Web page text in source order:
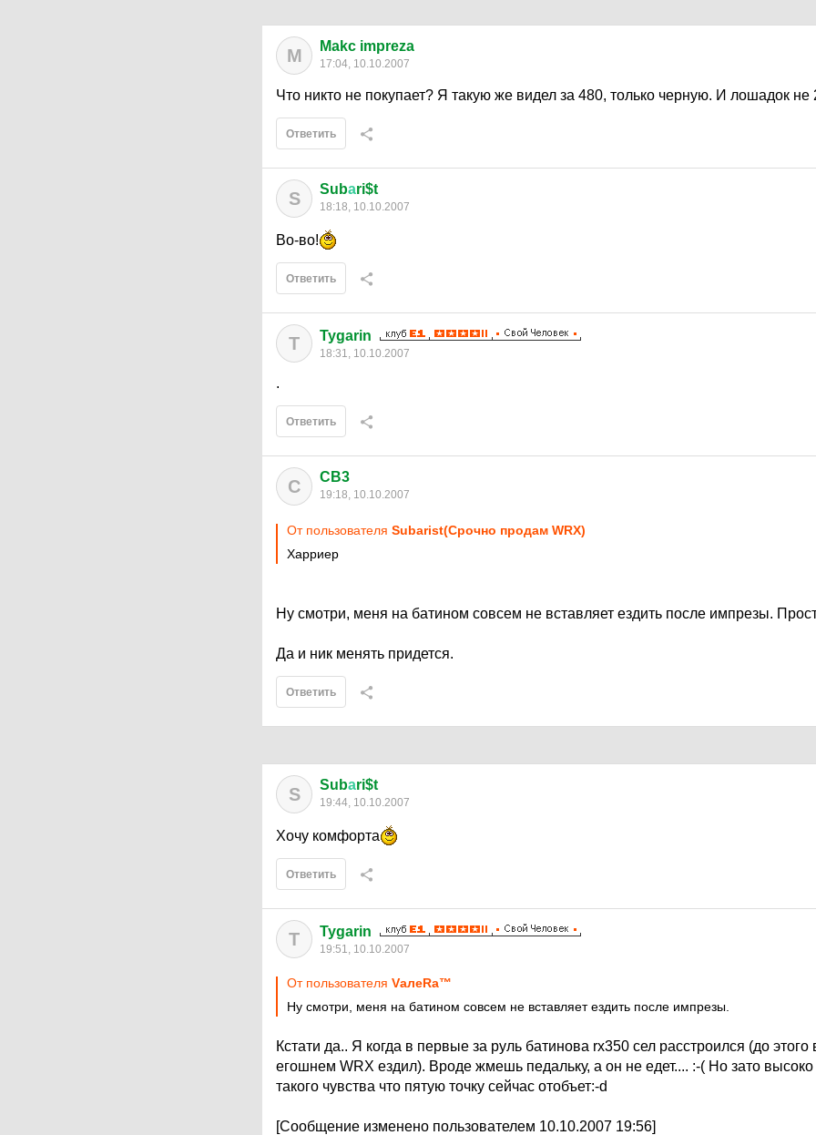
M Makc impreza
17:04, 10.10.2007
Что никто не покупает? Я такую же видел за 480, только черную. И лошадок не
Ответить
S Subаri$t
18:18, 10.10.2007
Во-во!
Ответить
T Tygarin
18:31, 10.10.2007
.
Ответить
C CB3
19:18, 10.10.2007
От пользователя Subarist(Срочно продам WRX)
Харриер
Ну смотри, меня на батином совсем не вставляет ездить после импрезы.
Да и ник менять придется.
Ответить
S Subаri$t
19:44, 10.10.2007
Хочу комфорта
Ответить
T Tygarin
19:51, 10.10.2007
От пользователя VалеRa™
Ну смотри, меня на батином совсем не вставляет ездить после импрезы.
Кстати да.. Я когда в первые за руль батинова rx350 сел расстроился (до
егошнем WRX ездил). Вроде жмешь педальку, а он не едет.... :-( Но зато высоко
такого чувства что пятую точку сейчас отобъет:-d
[Сообщение изменено пользователем 10.10.2007 19:56]